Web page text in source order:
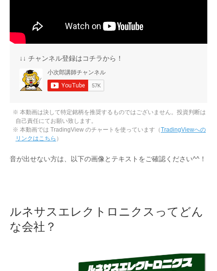
↓↓ チャンネル登録はコチラから！
※ 本動画は決して特定銘柄を推奨するものではございません。投資判断は
自己責任にてお願い致します。
※ 本動画では TradingView のチャートを使っています（TradingViewへの
リンクはこちら ）
音が出せない方は、以下の画像とテキストをご確認ください^^！
ルネサスエレクトロニクスってどん
な会社？